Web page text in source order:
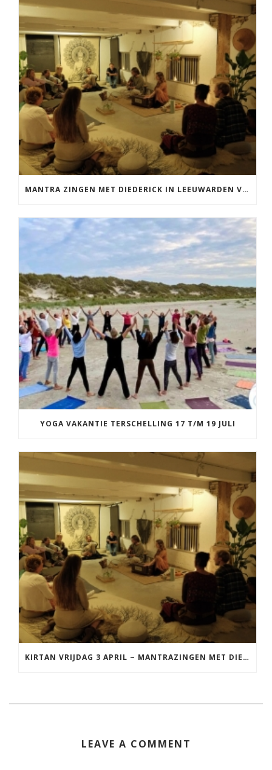
MANTRA ZINGEN MET DIEDERICK IN LEEUWARDEN VRIJDAG 12 JUNI KIRTAN
YOGA VAKANTIE TERSCHELLING 17 T/M 19 JULI
KIRTAN VRIJDAG 3 APRIL ~ MANTRAZINGEN MET DIEDERICK IN LEEUWARDEN
LEAVE A COMMENT